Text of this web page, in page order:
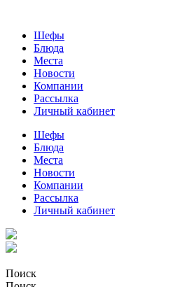
Шефы
Блюда
Места
Новости
Компании
Рассылка
Личный кабинет
Шефы
Блюда
Места
Новости
Компании
Рассылка
Личный кабинет
Поиск